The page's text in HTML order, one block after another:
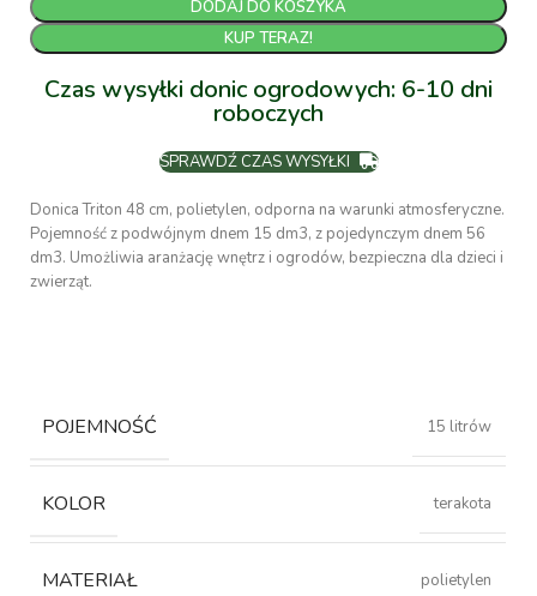
DODAJ DO KOSZYKA
KUP TERAZ!
Czas wysyłki donic ogrodowych: 6-10 dni
roboczych
SPRAWDŹ CZAS WYSYŁKI
Donica Triton 48 cm, polietylen, odporna na warunki atmosferyczne.
Pojemność z podwójnym dnem 15 dm3, z pojedynczym dnem 56
dm3. Umożliwia aranżację wnętrz i ogrodów, bezpieczna dla dzieci i
zwierząt.
POJEMNOŚĆ 15 litrów
KOLOR terakota
MATERIAŁ polietylen